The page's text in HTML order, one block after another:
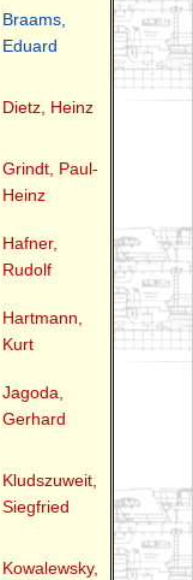
Braams,
Eduard
Dietz, Heinz
Grindt, Paul-
Heinz
Hafner,
Rudolf
Hartmann,
Kurt
Jagoda,
Gerhard
Kludszuweit,
Siegfried
Kowalewsky,